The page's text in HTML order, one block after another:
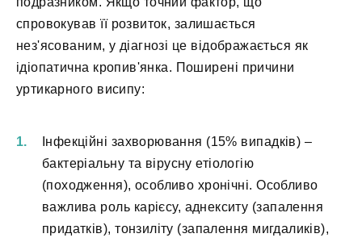
спровокував її розвиток, залишається
нез'ясованим, у діагнозі це відображається як
ідіопатична кропив'янка. Поширені причини
уртикарного висипу:
Інфекційні захворювання (15% випадків) –
бактеріальну та вірусну етіологію
(походження), особливо хронічні. Особливо
важлива роль карієсу, аднекситу (запалення
придатків), тонзиліту (запалення мигдаликів),